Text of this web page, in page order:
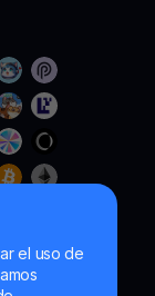
el uso de